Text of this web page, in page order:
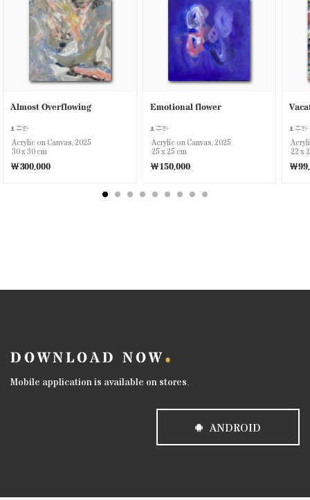
Almost Overflowing
주하
Acrylic on Canvas, 2025
30 x 30 cm
￦300,000
Emotional flower
주하
Acrylic on Canvas, 2025
25 x 25 cm
￦150,000
주하
22 x
￦
DOWNLOAD NOW
Mobile application is available on stores.
ANDROID